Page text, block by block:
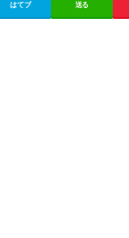
はてブ 送る